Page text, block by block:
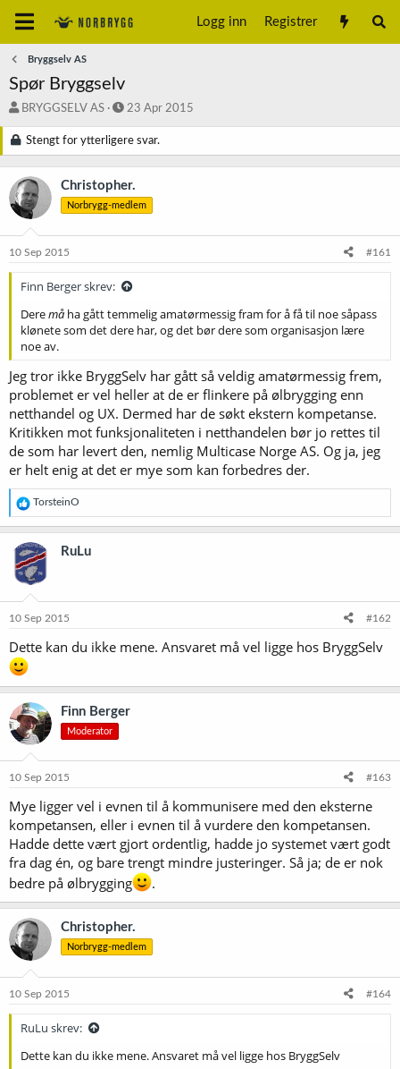
Logg inn Registrer
Bryggselv AS
Spør Bryggselv
T
å
d
t
a
r
t
e
BRYGGSELV AS
S
a
r
d
a
o
23 Apr 2015
Stengt for ytterligere svar.
Christopher.
Norbrygg-medlem
10 Sep 2015 #161
Finn Berger skrev:
Deremå ha gått temmelig amatørmessig fram for å få til noe såpass
klønete som det dere har, og det bør dere som organisasjon lære
noe av.
Jeg tror ikke BryggSelv har gått så veldig amatørmessig frem,
problemet er vel heller at de er flinkere på ølbrygging enn
netthandel og UX. Dermed har de søkt ekstern kompetanse.
Kritikken mot funksjonaliteten i netthandelen bør jo rettes til
de som har levert den, nemlig Multicase Norge AS. Og ja, jeg
er helt enig at det er mye som kan forbedres der.
R
e
a
k
s
j
o
e
:
TorsteinO
RuLu
10 Sep 2015 #162
Dette kan du ikke mene. Ansvaret må vel ligge hos BryggSelv
Finn Berger
Moderator
10 Sep 2015 #163
Mye ligger vel i evnen til å kommunisere med den eksterne
kompetansen, eller i evnen til å vurdere den kompetansen.
Hadde dette vært gjort ordentlig, hadde jo systemet vært godt
fra dag én, og bare trengt mindre justeringer. Så ja; de er nok
bedre på ølbrygging
.
Christopher.
Norbrygg-medlem
10 Sep 2015 #164
RuLu skrev:
Dette kan du ikke mene. Ansvaret må vel ligge hos BryggSelv